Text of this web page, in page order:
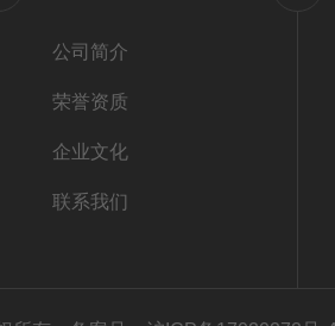
公司简介
荣誉资质
企业文化
联系我们